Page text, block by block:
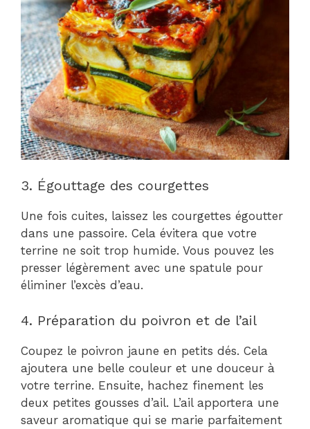
3. Égouttage des courgettes
Une fois cuites, laissez les courgettes égoutter
dans une passoire. Cela évitera que votre
terrine ne soit trop humide. Vous pouvez les
presser légèrement avec une spatule pour
éliminer l’excès d’eau.
4. Préparation du poivron et de l’ail
Coupez le poivron jaune en petits dés. Cela
ajoutera une belle couleur et une douceur à
votre terrine. Ensuite, hachez finement les
deux petites gousses d’ail. L’ail apportera une
saveur aromatique qui se marie parfaitement